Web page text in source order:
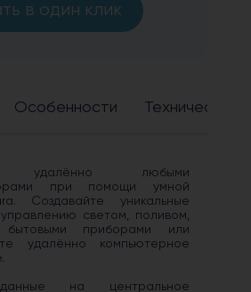
в один клик
Особенности Технические
удалённо любыми
при помощи умной
Создавайте уникальные
светом, поливом,
бытовыми приборами или
удалённо компьютерное
на центральное